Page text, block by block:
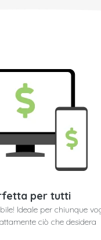
per tutti
Ideale per chiunque
ciò che desidera